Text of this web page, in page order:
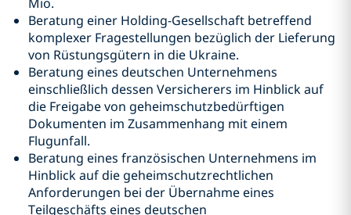
Mio.
Beratung einer Holding-Gesellschaft betreffend
komplexer Fragestellungen bezüglich der Lieferung
von Rüstungsgütern in die Ukraine.
Beratung eines deutschen Unternehmens
einschließlich dessen Versicherers im Hinblick auf
die Freigabe von geheimschutzbedürftigen
Dokumenten im Zusammenhang mit einem
Flugunfall.
Beratung eines französischen Unternehmens im
Hinblick auf die geheimschutzrechtlichen
Anforderungen bei der Übernahme eines
Teilgeschäfts eines deutschen